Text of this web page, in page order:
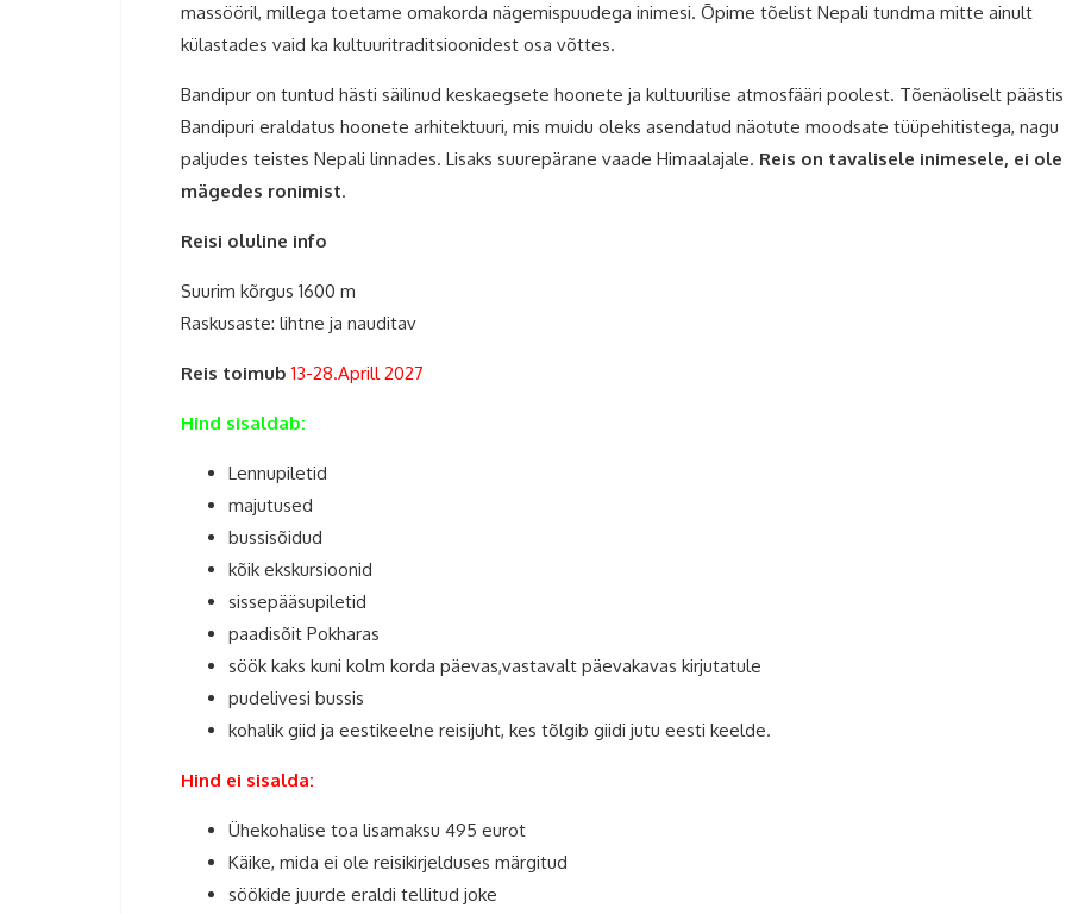
massööril, millega toetame omakorda nägemispuudega inimesi. Õpime tõelist Nepali tundma mitte ainult
külastades vaid ka kultuuritraditsioonidest osa võttes.
Bandipur on tuntud hästi säilinud keskaegsete hoonete ja kultuurilise atmosfääri poolest. Tõenäoliselt päästis
Bandipuri eraldatus hoonete arhitektuuri, mis muidu oleks asendatud näotute moodsate tüüpehitistega, nagu
paljudes teistes Nepali linnades. Lisaks suurepärane vaade Himaalajale. Reis on tavalisele inimesele, ei ole
mägedes ronimist.
Reisi oluline info
Suurim kõrgus 1600 m
Raskusaste: lihtne ja nauditav
Reis toimub 13-28.Aprill 2027
Hind sisaldab:
Lennupiletid
majutused
bussisõidud
kõik ekskursioonid
sissepääsupiletid
paadisõit Pokharas
söök kaks kuni kolm korda päevas,vastavalt päevakavas kirjutatule
pudelivesi bussis
kohalik giid ja eestikeelne reisijuht, kes tõlgib giidi jutu eesti keelde.
Hind ei sisalda:
Ühekohalise toa lisamaksu 495 eurot
Käike, mida ei ole reisikirjelduses märgitud
söökide juurde eraldi tellitud joke